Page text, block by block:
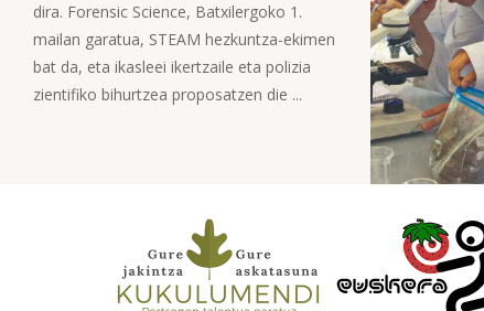
dira. Forensic Science, Batxilergoko 1.
mailan garatua, STEAM hezkuntza-ekimen
bat da, eta ikasleei ikertzaile eta polizia
zientifiko bihurtzea proposatzen die ...